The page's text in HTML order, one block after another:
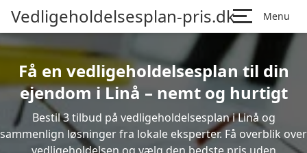
Vedligeholdelsesplan-pris.dk Menu
Få en vedligeholdelsesplan til din
ejendom i Linå – nemt og hurtigt
Bestil 3 tilbud på vedligeholdelsesplan i Linå og
sammenlign løsninger fra lokale eksperter. Få overblik over